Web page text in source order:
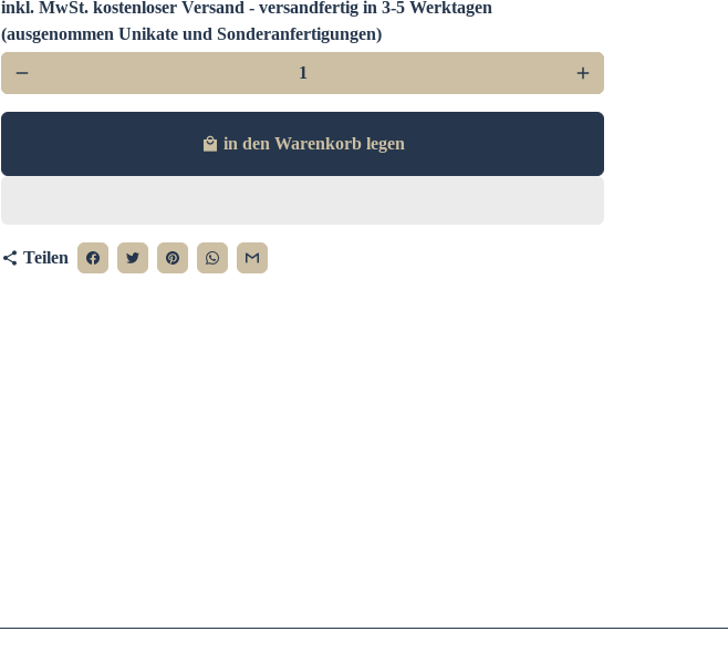
inkl. MwSt. kostenloser Versand - versandfertig in 3-5 Werktagen
(ausgenommen Unikate und Sonderanfertigungen)
remove add
local_mall in den Warenkorb legen
share Teilen